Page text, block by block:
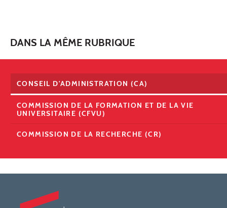
DANS LA MÊME RUBRIQUE
CONSEIL D'ADMINISTRATION (CA)
COMMISSION DE LA FORMATION ET DE LA VIE
UNIVERSITAIRE (CFVU)
COMMISSION DE LA RECHERCHE (CR)